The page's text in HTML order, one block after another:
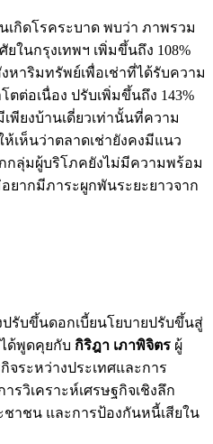
เกิดโรคระบาด พบว่า ภาพรวม
ในกรุงเทพฯ เพิ่มขึ้นถึง 108%
หาริมทรัพย์เพื่อเช่าที่ได้รับความ
ต่อเนื่อง ปรับเพิ่มขึ้นถึง 143%
พียงบ้านเดี่ยวเท่านั้นที่ความ
เห็นว่าตลาดเช่ายังคงมีแนว
กลุ่มผู้บริโภคยังไม่มีความพร้อม
ยากมีภาระผูกพันระยะยาวจาก
รับขึ้นดอกเบี้ยนโยบายปรับขึ้นสู่
ได้พูดคุยกับ กิริฎา เภาพิจิตร ผู้
จระหว่างประเทศและการ
รวิเคราะห์เศรษฐกิจเชิงลึก
าชน และการป้องกันหนี้เสียใน